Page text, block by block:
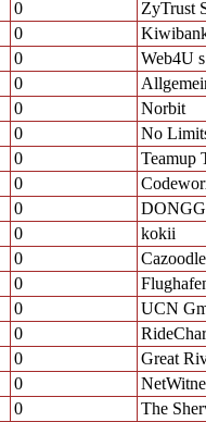
0
ZyTrust
0
0
Web4U
0
0
Norbit
0
No
0
Teamup
0
0
0
kokii
0
0
0
UCN
0
0
Great
0
0
The